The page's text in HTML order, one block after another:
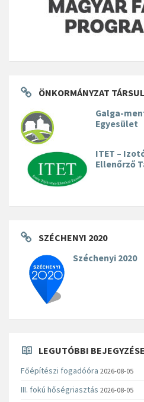
ÖNKORMÁNYZAT
Galga-
Egyesület
ITET –
Ellenőrző
SZÉCHENYI 2020
Széchenyi 2020
LEGUTÓBBI
Főépítészi fogadóóra 2026-08-05
III. fokú hőségriasztás 2026-08-05